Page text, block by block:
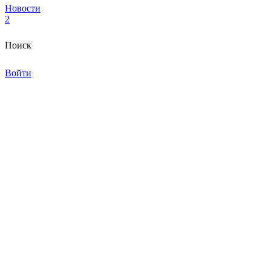
Новости
2
Поиск
Войти